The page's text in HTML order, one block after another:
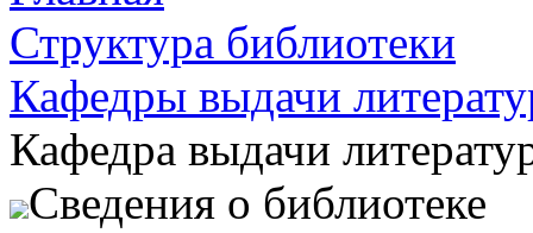
Структура библиотеки
Кафедры выдачи
Кафедра выдачи
Сведения о библиотеке